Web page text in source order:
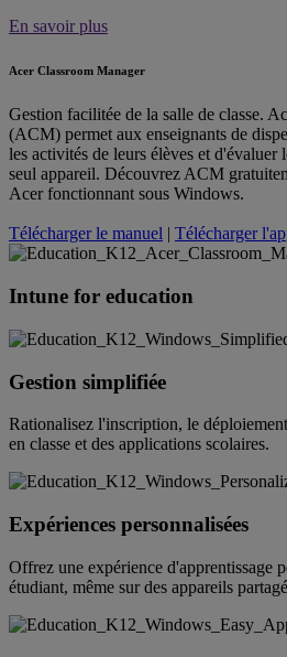
En savoir plus
Acer Classroom Manager
Gestion facilitée de la salle de classe.
(ACM) permet aux enseignants de
les activités de leurs élèves et d'évaluer
seul appareil. Découvrez ACM
Acer fonctionnant sous Windows.
Télécharger le manuel | Télécharger
Intune for education
Gestion simplifiée
Rationalisez l'inscription, le
en classe et des applications scolaires.
Expériences personnalisées
Offrez une expérience d'apprentissage
étudiant, même sur des appareils